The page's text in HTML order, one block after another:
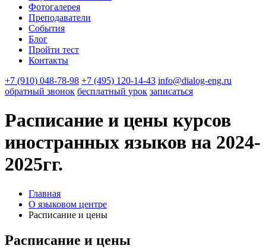
Фотогалерея
Преподаватели
События
Блог
Пройти тест
Контакты
+7 (910) 048-78-98 +7 (495) 120-14-43 info@dialog-eng.ru
обратный звонок бесплатный урок записаться
Расписание и цены курсов
иностранных языков на 2024-
2025гг.
Главная
О языковом центре
Расписание и цены
Расписание и цены